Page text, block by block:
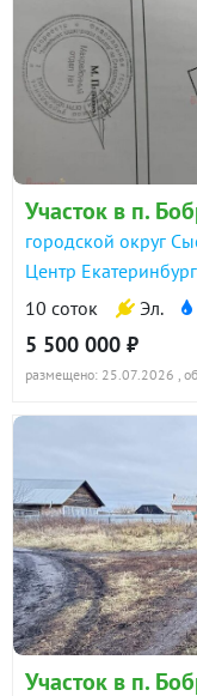
Участок в п.
городской округ
Центр
10 соток
Эл.
5 500 000 ₽
размещено: 25.07.2026 ,
Участок в п.